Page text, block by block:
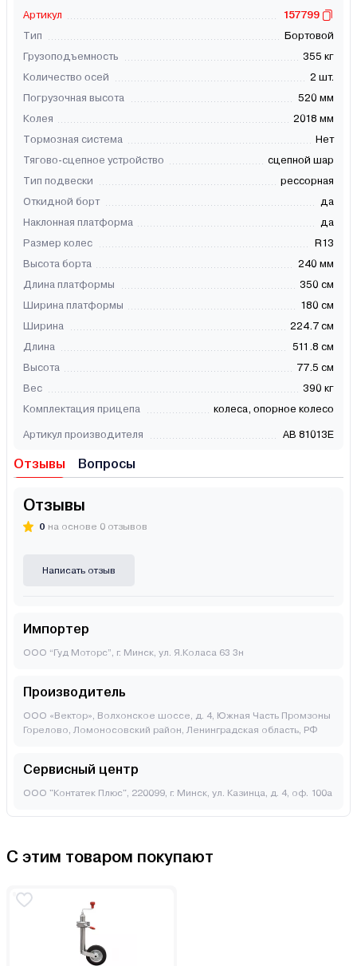
Артикул
157799
Тип
Бортовой
Грузоподъемность
355 кг
Количество осей
2 шт.
Погрузочная высота
520 мм
Колея
2018 мм
Тормозная система
Нет
Тягово-сцепное устройство
сцепной шар
Тип подвески
рессорная
Откидной борт
да
Наклонная платформа
да
Размер колес
R13
Высота борта
240 мм
Длина платформы
350 см
Ширина платформы
180 см
Ширина
224.7 см
Длина
511.8 см
Высота
77.5 см
Вес
390 кг
Комплектация прицепа
колеса, опорное колесо
Артикул производителя АВ 81013Е
Отзывы Вопросы
Отзывы
0 на основе 0 отзывов
Написать отзыв
Импортер
ООО “Гуд Моторс”, г. Минск, ул. Я.Коласа 63 3н
Производитель
ООО «Вектор», Волхонское шоссе, д. 4, Южная Часть Промзоны
Горелово, Ломоносовский район, Ленинградская область, РФ
Сервисный центр
ООО "Контатек Плюс", 220099, г. Минск, ул. Казинца, д. 4, оф. 100а
С этим товаром покупают